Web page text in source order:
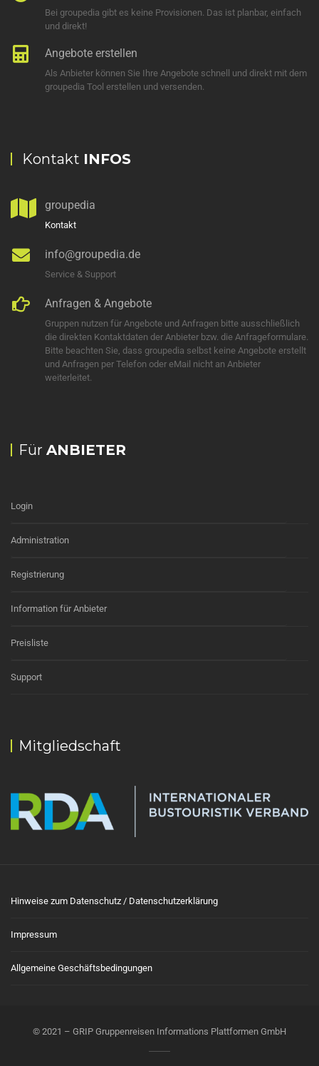
Bei groupedia gibt es keine Provisionen. Das ist planbar, einfach
und direkt!
Angebote erstellen
Als Anbieter können Sie Ihre Angebote schnell und direkt mit dem
groupedia Tool erstellen und versenden.
Kontakt INFOS
groupedia
Kontakt
info@groupedia.de
Service & Support
Anfragen & Angebote
Gruppen nutzen für Angebote und Anfragen bitte ausschließlich
die direkten Kontaktdaten der Anbieter bzw. die Anfrageformulare.
Bitte beachten Sie, dass groupedia selbst keine Angebote erstellt
und Anfragen per Telefon oder eMail nicht an Anbieter
weiterleitet.
Für ANBIETER
Login
Administration
Registrierung
Information für Anbieter
Preisliste
Support
Mitgliedschaft
Hinweise zum Datenschutz / Datenschutzerklärung
Impressum
Allgemeine Geschäftsbedingungen
© 2021 – GRIP Gruppenreisen Informations Plattformen GmbH